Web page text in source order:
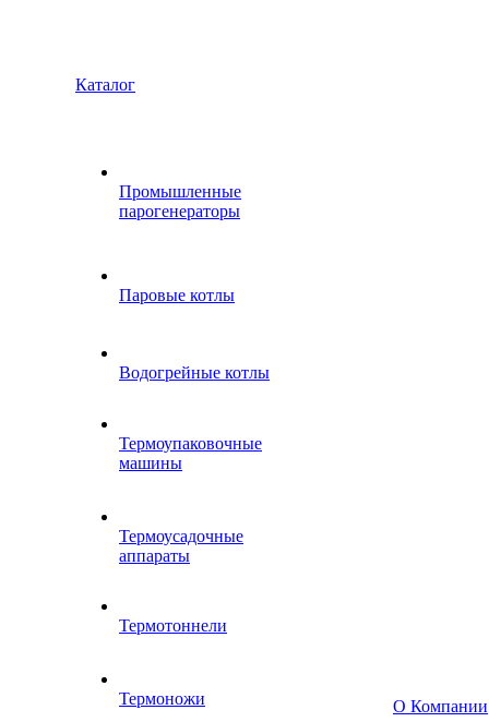
Каталог
Промышленные
парогенераторы
Паровые котлы
Водогрейные котлы
Термоупаковочные
машины
Термоусадочные
аппараты
Термотоннели
Термоножи
О Компании